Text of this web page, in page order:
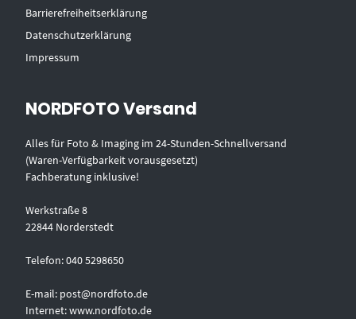
Barrierefreiheitserklärung
Datenschutzerklärung
Impressum
NORDFOTO Versand
Alles für Foto & Imaging im 24-Stunden-Schnellversand
(Waren-Verfügbarkeit vorausgesetzt)
Fachberatung inklusive!
Werkstraße 8
22844 Norderstedt
Telefon: 040 5298650
E-mail: post@nordfoto.de
Internet: www.nordfoto.de